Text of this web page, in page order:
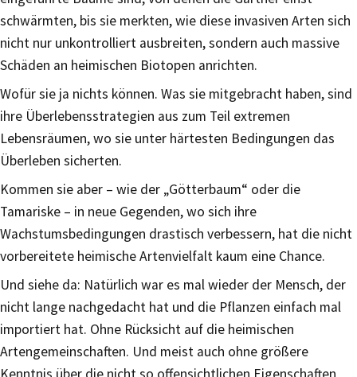
schwärmten, bis sie merkten, wie diese invasiven Arten sich
nicht nur unkontrolliert ausbreiten, sondern auch massive
Schäden an heimischen Biotopen anrichten.
Wofür sie ja nichts können. Was sie mitgebracht haben, sind
ihre Überlebensstrategien aus zum Teil extremen
Lebensräumen, wo sie unter härtesten Bedingungen das
Überleben sicherten.
Kommen sie aber – wie der „Götterbaum“ oder die
Tamariske – in neue Gegenden, wo sich ihre
Wachstumsbedingungen drastisch verbessern, hat die nicht
vorbereitete heimische Artenvielfalt kaum eine Chance.
Und siehe da: Natürlich war es mal wieder der Mensch, der
nicht lange nachgedacht hat und die Pflanzen einfach mal
importiert hat. Ohne Rücksicht auf die heimischen
Artengemeinschaften. Und meist auch ohne größere
Kenntnis über die nicht so offensichtlichen Eigenschaften